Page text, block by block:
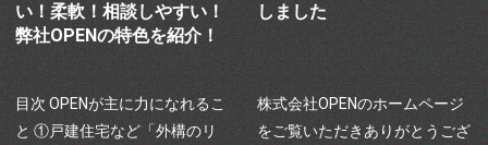
い！柔軟！相談しやすい！
弊社OPENの特色を紹介！
目次 OPENが主に力になれるこ
と ①戸建住宅など「外構のリ
しました
株式会社OPENのホームページ
をご覧いただきありがとうござ